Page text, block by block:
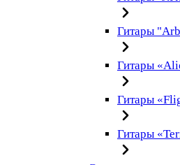
Гитары
Гитары
Гитары
Гитары